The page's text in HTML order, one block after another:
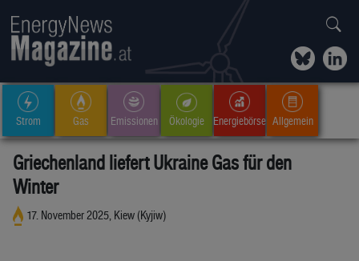
Strom Gas Emissionen Ökologie Energiebörse Allgemein
Griechenland liefert Ukraine Gas für den
Winter
17. November 2025, Kiew (Kyjiw)